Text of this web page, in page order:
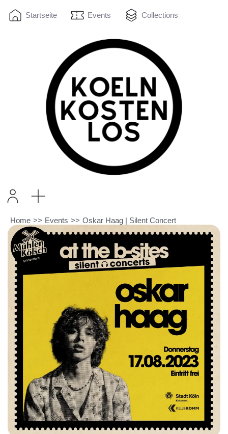
Startseite Events Collections
Home >> Events >> Oskar Haag | Silent Concert